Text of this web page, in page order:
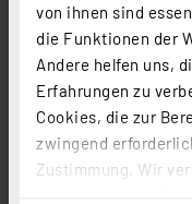
von ihnen sind
die Funktionen der
Andere helfen uns,
Erfahrungen zu
Cookies, die zur
zwingend
Zustimmung. Wir